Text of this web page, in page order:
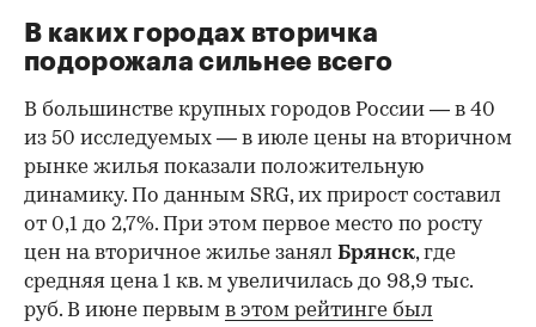
В каких городах вторичка
подорожала сильнее всего
В большинстве крупных городов России — в 40
из 50 исследуемых — в июле цены на вторичном
рынке жилья показали положительную
динамику. По данным SRG, их прирост составил
от 0,1 до 2,7%. При этом первое место по росту
цен на вторичное жилье занял Брянск, где
средняя цена 1 кв. м увеличилась до 98,9 тыс.
руб. В июне первым в этом рейтинге был